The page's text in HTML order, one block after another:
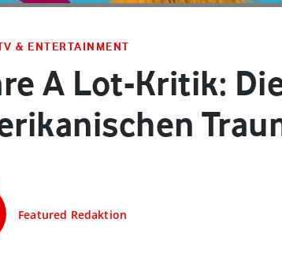
& ENTERTAINMENT
A Lot-Kritik:
Featured Redaktion